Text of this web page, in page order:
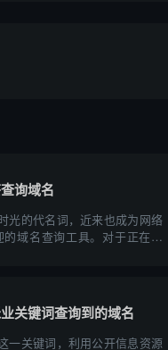
询域名
光的代名词，近来也成为网络
域名查询工具。对于正在建
关键词查询到的域名
一关键词，利用公开信息资源